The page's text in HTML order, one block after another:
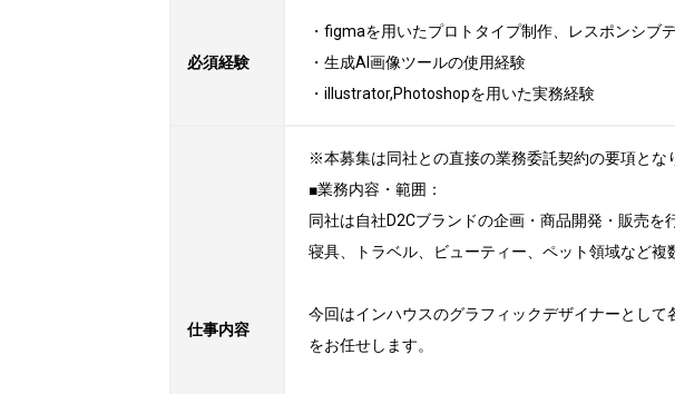
必須経験
・figmaを用いたプロトタイプ制作、レスポンシブ
・生成AI画像ツールの使用経験
・illustrator,Photoshopを用いた実務経験
仕事内容
※本募集は同社との直接の業務委託契約の要項とな
■業務内容・範囲：
同社は自社D2Cブランドの企画・商品開発・販売を
寝具、トラベル、ビューティー、ペット領域など
今回はインハウスのグラフィックデザイナーとし
をお任せします。